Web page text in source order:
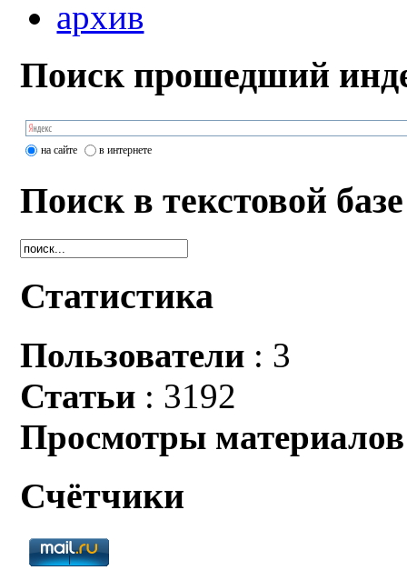
архив
Поиск прошедший
на сайте в интернете
Поиск в текстовой базе
Статистика
Пользователи : 3
Статьи : 3192
Просмотры материалов
Счётчики